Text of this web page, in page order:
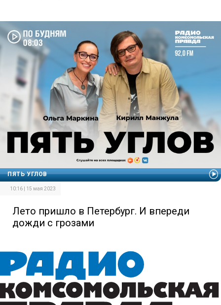
ПЯТЬ УГЛОВ
10:16 | 15 мая 2023
Лето пришло в Петербург. И впереди
дожди с грозами